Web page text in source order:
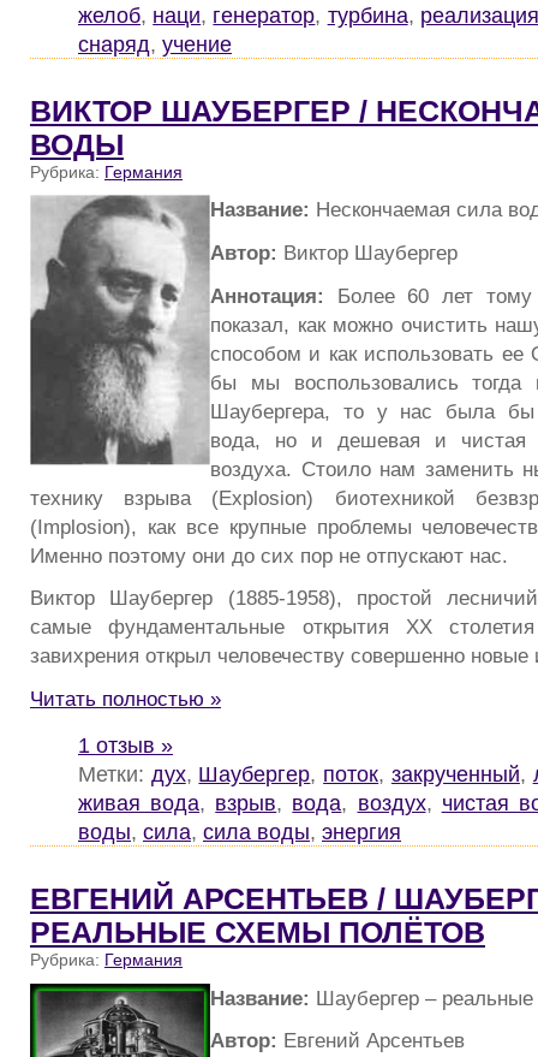
желоб, наци, генератор, турбина, реализация
снаряд, учение
ВИКТОР ШАУБЕРГЕР /
ВОДЫ
Рубрика: Германия
Название: Нескончаемая сила
Автор: Виктор Шаубергер
Аннотация: Более 60 лет тому
показал, как можно очистить
способом и как использовать
бы мы воспользовались тогда
Шаубергера, то у нас была бы
вода, но и дешевая и чистая
воздуха. Стоило нам заменить
технику взрыва (Explosion) биотехникой
(Implosion), как все крупные проблемы
Именно поэтому они до сих пор не отпускают нас.
Виктор Шаубергер (1885-1958), простой
самые фундаментальные открытия XX
завихрения открыл человечеству совершенно новые
Читать полностью »
1 отзыв »
Метки: дух, Шаубергер, поток, закрученный,
живая вода, взрыв, вода, воздух, чистая
воды, сила, сила воды, энергия
ЕВГЕНИЙ АРСЕНТЬЕВ /
РЕАЛЬНЫЕ СХЕМЫ ПОЛЁТОВ
Рубрика: Германия
Название: Шаубергер –
Автор: Евгений Арсентьев